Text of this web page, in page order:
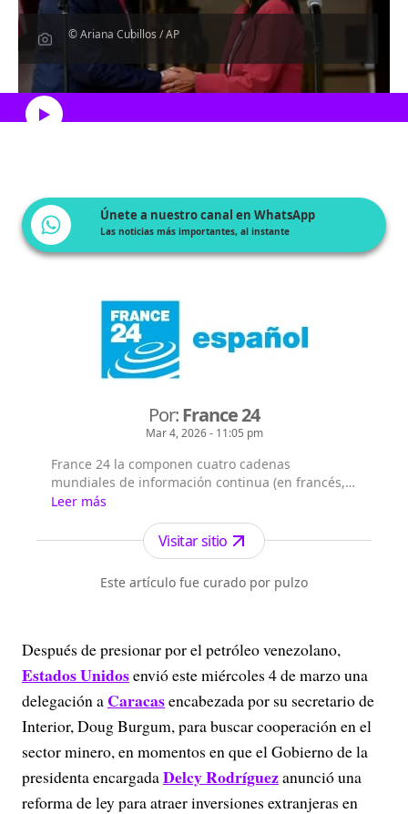
© Ariana Cubillos / AP
Escucha el artículo
Únete a nuestro canal en WhatsApp
Las noticias más importantes, al instante
Por:France 24
Mar 4, 2026 - 11:05 pm
France 24 la componen cuatro cadenas
mundiales de información continua (en francés,
árabe, inglés y español), que emiten las 24/7 en
355 millones de hogares en los 5 continentes.
France 24 cuenta con 61,2 millones de
telespectadores semanales (medición realizada
en 67 países de los 183 en los que se emite al
menos una de las cadenas) y es el primer ca...
Leer más
Visitar sitio
Este artículo fue curado por pulzo
Después de presionar por el petróleo venezolano,
Estados Unidosenvió este miércoles 4 de marzo una
delegación a Caracasencabezada por su secretario de
Interior, Doug Burgum, para buscar cooperación en el
sector minero, en momentos en que el Gobierno de la
presidenta encargadaDelcy Rodríguezanunció una
reforma de ley para atraer inversiones extranjeras en